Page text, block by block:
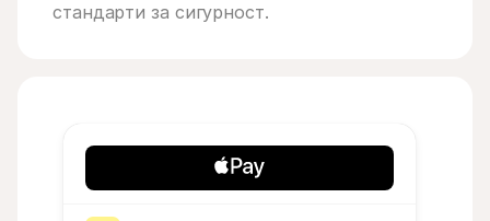
стандарти за сигурност.